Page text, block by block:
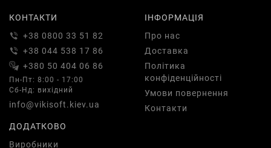
КОНТАКТИ
+38 0800 33 51 82
+38 044 538 17 86
+380 50 404 06 86
Пн-Пт: 8:00 - 17:00
Сб-Нд: вихідний
info@vikisoft.kiev.ua
ІНФОРМАЦІЯ
Про нас
Доставка
Політика
конфіденційності
Умови повернення
Контакти
ДОДАТКОВО
Виробники